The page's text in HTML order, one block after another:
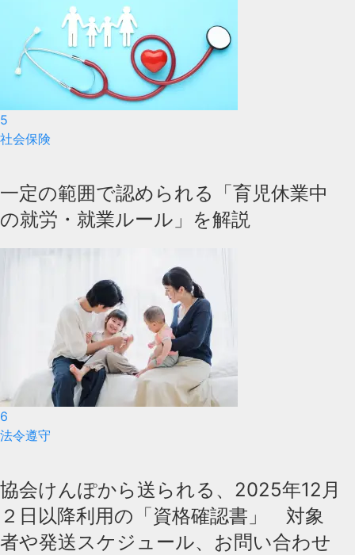
5
社会保険
一定の範囲で認められる「育児休業中
の就労・就業ルール」を解説
6
法令遵守
協会けんぽから送られる、2025年12月
２日以降利用の「資格確認書」 対象
者や発送スケジュール、お問い合わせ